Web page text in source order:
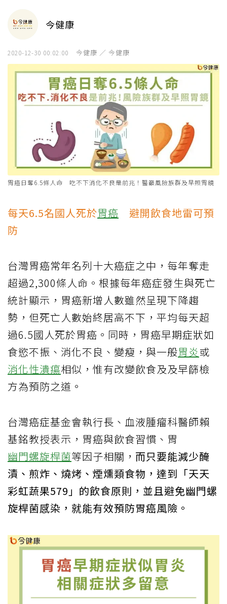
今健康
2020-12-30 00:02:00 今健康 ／ 今健康
胃癌日奪6.5條人命 吃不下消化不良是前兆！醫籲風險族群及早照胃鏡
每天6.5名國人死於胃癌 避開飲食地雷可預
防
台灣胃癌常年名列十大癌症之中，每年奪走
超過2,300條人命。根據每年癌症發生與死亡
統計顯示，胃癌新增人數雖然呈現下降趨
勢，但死亡人數始終居高不下，平均每天超
過6.5國人死於胃癌。同時，胃癌早期症狀如
食慾不振、消化不良、變瘦，與一般胃炎或
消化性潰瘍相似，惟有改變飲食及及早篩檢
方為預防之道。
台灣癌症基金會執行長、血液腫瘤科醫師賴
基銘教授表示，胃癌與飲食習慣、胃
幽門螺旋桿菌等因子相關， 而只要能減少醃
漬、煎炸、燒烤、煙燻類食物，達到「天天
彩虹蔬果579」的飲食原則，並且避免幽門螺
旋桿菌感染，就能有效預防胃癌風險。